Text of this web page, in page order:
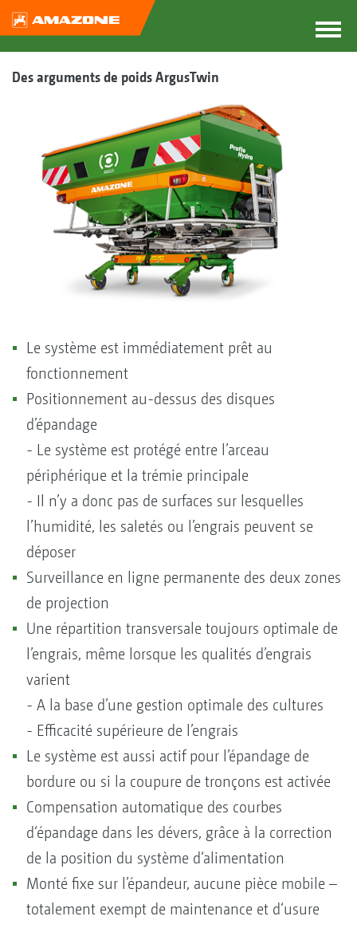
Des arguments de poids ArgusTwin
Le système est immédiatement prêt au
fonctionnement
Positionnement au-dessus des disques
d’épandage
- Le système est protégé entre l’arceau
périphérique et la trémie principale
- Il n’y a donc pas de surfaces sur lesquelles
l’humidité, les saletés ou l’engrais peuvent se
déposer
Surveillance en ligne permanente des deux zones
de projection
Une répartition transversale toujours optimale de
l’engrais, même lorsque les qualités d’engrais
varient
- A la base d’une gestion optimale des cultures
- Efficacité supérieure de l’engrais
Le système est aussi actif pour l’épandage de
bordure ou si la coupure de tronçons est activée
Compensation automatique des courbes
d‘épandage dans les dévers, grâce à la correction
de la position du système d‘alimentation
Monté fixe sur l’épandeur, aucune pièce mobile –
totalement exempt de maintenance et d‘usure